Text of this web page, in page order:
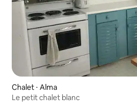
Chalet ⋅ Alma
Le petit chalet blanc